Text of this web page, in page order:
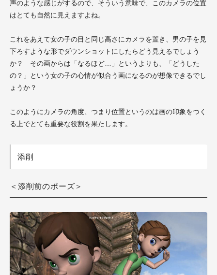
声のような感じがするので、そういう意味で、このカメラの位置
はとても自然に見えますよね。
これをあえて女の子の目と同じ高さにカメラを置き、男の子を見
下ろすような形でダウンショットにしたらどう見えるでしょう
か？ その画からは「なるほど…」というよりも、「どうした
の？」という女の子の心情が似合う画になるのが想像できるでし
ょうか？
このようにカメラの角度、つまり位置というのは画の印象をつく
る上でとても重要な役割を果たします。
添削
＜添削前のポーズ＞